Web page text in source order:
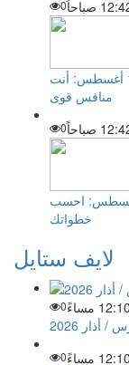
0
طالع الأبراج: برج العقرب.. حظك اليوم الجمعة 1 أغسطس: أنت
منافس قوى
0
برج الأسد.. حظك اليوم الجمعة 1 أغسطس: احسب
خطواتك
لايف ستايل
0
0